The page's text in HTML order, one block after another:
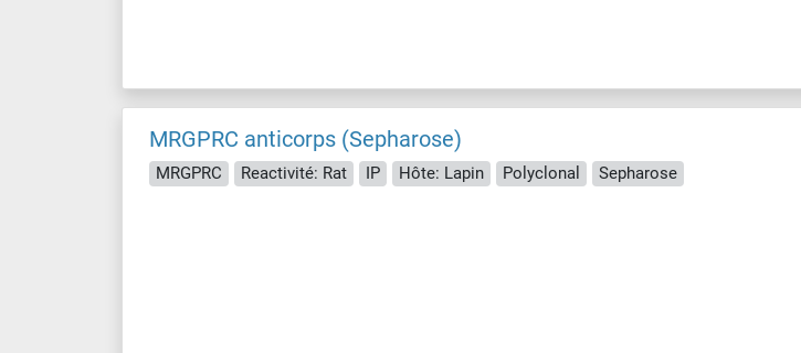
MRGPRC anticorps (Sepharose)
MRGPRC Reactivité: Rat IP Hôte: Lapin Polyclonal Sepharose